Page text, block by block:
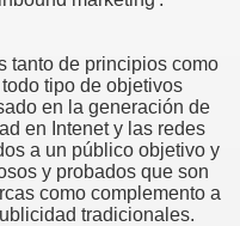
tanto de principios como
tipo de objetivos
en la generación de
en Intenet y las redes
a un público objetivo y
y probados que son
como complemento a
tradicionales.